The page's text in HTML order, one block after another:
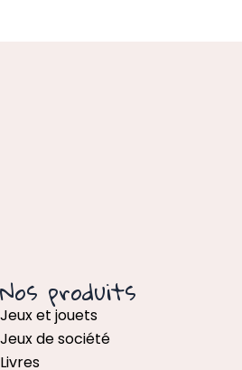
Nos produits
Jeux et jouets
Jeux de société
Livres